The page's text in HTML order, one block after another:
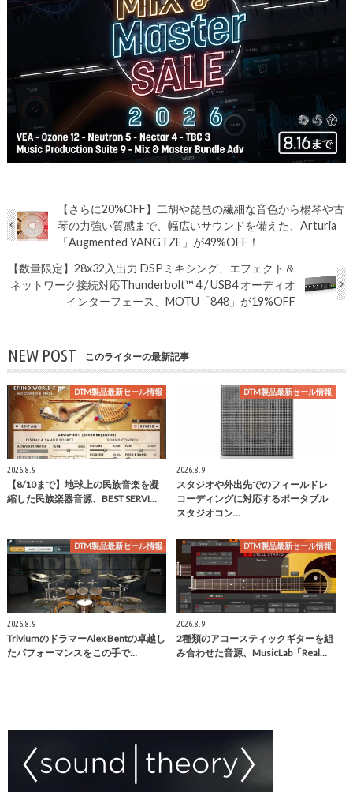
【さらに20%OFF】二胡や琵琶の繊細な音色から楊琴や古
琴の力強い質感まで、幅広いサウンドを備えた、Arturia
「Augmented YANGTZE」が49%OFF！
【数量限定】28x32入出力 DSPミキシング、エフェクト＆
ネットワーク接続対応Thunderbolt™ 4 / USB4 オーディオ
インターフェース、MOTU「848」が19%OFF
NEW POST このライターの最新記事
DTM製品最新セール情報
2026.8.9
【8/10まで】地球上の民族音楽を凝
縮した民族楽器音源、BEST SERVI…
DTM製品最新セール情報
2026.8.9
スタジオや外出先でのフィールドレ
コーディングに対応するポータブル
スタジオコン…
DTM製品最新セール情報
2026.8.9
TriviumのドラマーAlex Bentの卓越し
たパフォーマンスをこの手で…
DTM製品最新セール情報
2026.8.9
2種類のアコースティックギターを組
み合わせた音源、MusicLab「Real…